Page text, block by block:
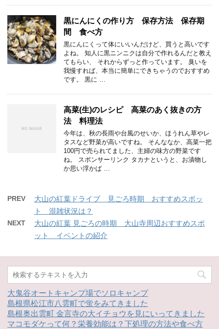
黒にんにくの作り方 保存方法 保存期
間 食べ方
黒にんにくって体にいいんだけど、買うと高いです
よね。 知人に黒ニンニクは自分で作れるんだと教え
てもらい、 それからずっと作っています。 臭いを
我慢すれば、本当に簡単にできちゃうのでおすすめ
です。 黒に …
高菜(生)のレシピ 高菜のあく抜きの方
法 料理法
今年は、秋の長雨や台風のせいか、ほうれん草やレ
タスなど野菜が高いですね。 そんななか、高菜一把
100円で売られてました、主婦の味方の野菜です
ね。 スポンサーリンク タカナというと、お漬物し
か思い浮かば …
PREV
大山の紅葉ドライブ 見ごろ時期 おすすめスポッ
ト 混雑状況は？
NEXT
大山の紅葉 見ごろの時期 大山寺周辺おすすめスポ
ット イベントの紹介
大鬼谷オートキャンプ場でソロキャンプ
島根県松江市八雲町で蛍をみてきました
島根奥出雲町 金言寺の大イチョウを見にいってきました
マコモダケって何？栄養効能は？下処理の方法や食べ方